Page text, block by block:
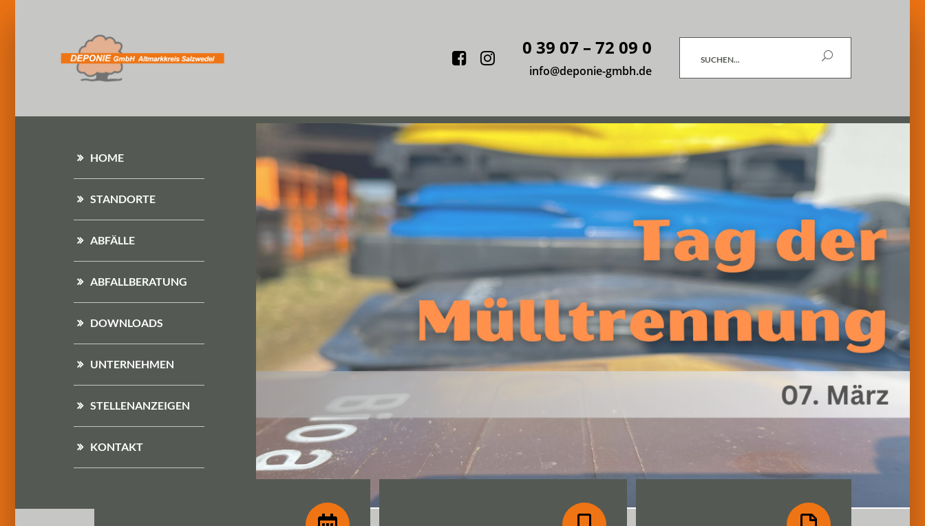
Facebook
Instagram
0 39 07 – 72 09 0
info@deponie-gmbh.de
Suchen
HOME
STANDORTE
ABFÄLLE
ABFALLBERATUNG
DOWNLOADS
UNTERNEHMEN
STELLENANZEIGEN
KONTAKT